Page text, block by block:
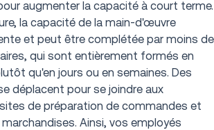
augmenter la capacité à court terme.
la capacité de la main-d'œuvre
et peut être complétée par moins de
qui sont entièrement formés en
qu'en jours ou en semaines. Des
déplacent pour se joindre aux
de préparation de commandes et
Ainsi, vos employés